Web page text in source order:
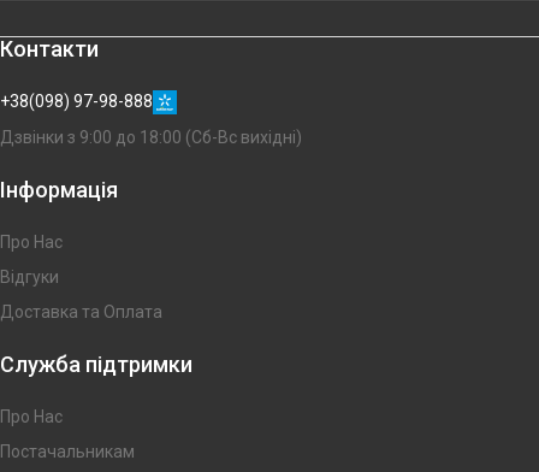
Контакти
+38(098) 97-98-888
Дзвінки з 9:00 до 18:00 (Сб-Вс вихідні)
Інформація
Про Нас
Відгуки
Доставка та Оплата
Служба підтримки
Про Нас
Постачальникам